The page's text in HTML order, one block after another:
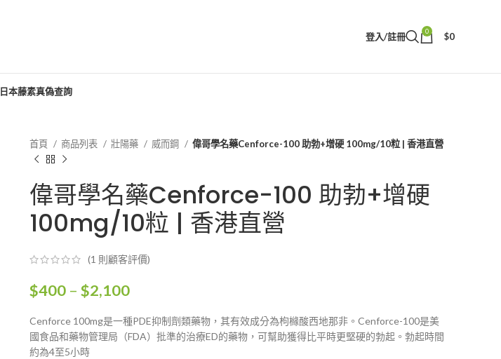
登入/註冊 0 $0
日本藤素真偽查詢
首頁 商品列表 壯陽藥 威而鋼 偉哥學名藥Cenforce-100 助勃+增硬 100mg/10粒 | 香港直營
偉哥學名藥Cenforce-100 助勃+增硬
100mg/10粒 | 香港直營
(1 則顧客評價)
$400 – $2,100價
範
圍：
Cenforce 100mg是一種PDE抑制劑類藥物，其有效成分為枸櫞酸西地那非。Cenforce-100是美
國食品和藥物管理局（FDA）批準的治療ED的藥物，可幫助獲得比平時更堅硬的勃起。勃起時間
約為4至5小時